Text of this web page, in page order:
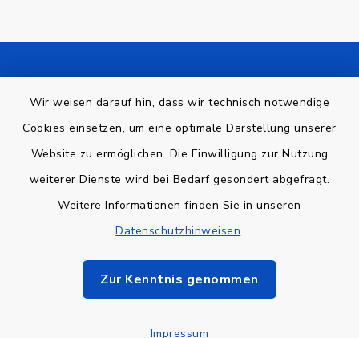
Wir weisen darauf hin, dass wir technisch notwendige
Cookies einsetzen, um eine optimale Darstellung unserer
Website zu ermöglichen. Die Einwilligung zur Nutzung
weiterer Dienste wird bei Bedarf gesondert abgefragt.
Weitere Informationen finden Sie in unseren
Datenschutzhinweisen.
Zur Kenntnis genommen
Impressum
Barrierefreiheit
Datenschutz
Impressum
Cookie-Einstellungen